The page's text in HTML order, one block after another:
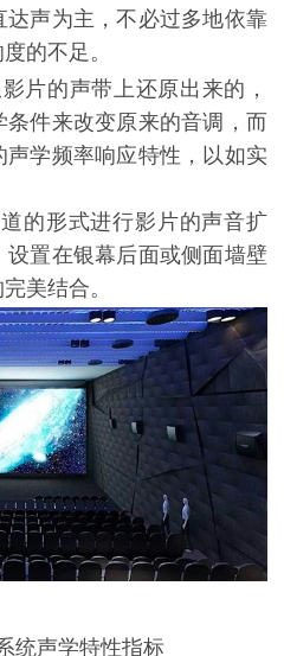
声为主，不必过多地依靠
的不足。
片的声带上还原出来的，
件来改变原来的音调，而
学频率响应特性，以如实
的形式进行影片的声音扩
置在银幕后面或侧面墙壁
美结合。
统声学特性指标